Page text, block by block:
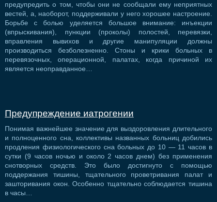
предупредить о том, чтобы они не сообщали ему неприятных
вестей, а, наоборот, поддерживали у него хорошее настроение.
Борьбе с болью уделяется большое внимание: инъекции
(впрыскивания), пункции (проколы) полостей, перевязки,
вправления вывихов и другие манипуляции должны
производиться безболезненно. Стоны и крики больных в
перевязочных, операционной, палатах, когда причиной их
является неоправданное…
Предупреждение иатрогении
Понимая важнейшее значение для выздоровления длительного
и полноценного сна, коллективы названных больниц добились
продления физиологического сна больных до 10 — 11 часов в
сутки (9 часов ночью и около 2 часов днем) без применения
снотворных средств. Это было достигнуто с помощью
поддержания тишины, тщательного проветривания палат и
зашторивания окон. Особенно тщательно соблюдается тишина
в часы…